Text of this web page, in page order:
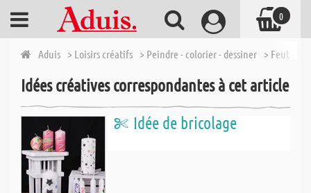
Aduis > Loisirs créatifs > Peindre - colorier - dessiner > Feutres
Idées créatives correspondantes à cet article
Idée de bricolage
0